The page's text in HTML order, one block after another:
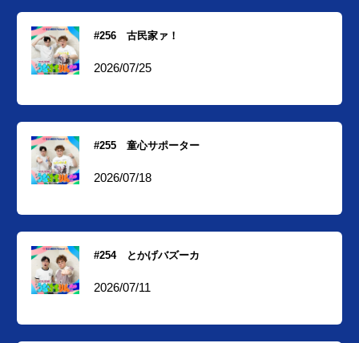
#256 古民家ァ！
2026/07/25
#255 童心サポーター
2026/07/18
#254 とかげバズーカ
2026/07/11